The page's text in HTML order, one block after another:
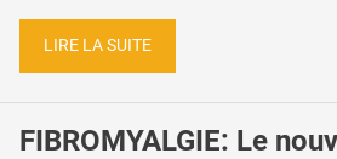
LIRE LA SUITE
FIBROMYALGIE: Le